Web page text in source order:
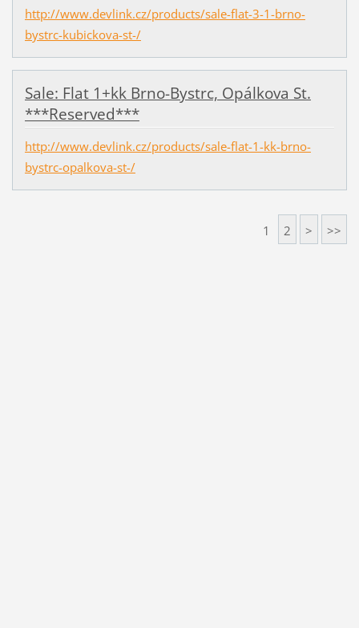
http://www.devlink.cz/products/sale-flat-3-1-brno-
bystrc-kubickova-st-/
Sale: Flat 1+kk Brno-Bystrc, Opálkova St.
***Reserved***
http://www.devlink.cz/products/sale-flat-1-kk-brno-
bystrc-opalkova-st-/
1 2 > >>